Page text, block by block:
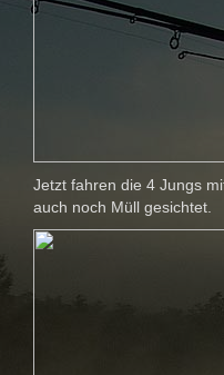
Jetzt fahren die 4 Jungs
auch noch Müll gesichtet.